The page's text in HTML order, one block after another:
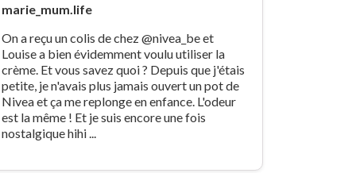
marie_mum.life
On a reçu un colis de chez @nivea_be et
Louise a bien évidemment voulu utiliser la
crème. Et vous savez quoi ? Depuis que j'étais
petite, je n'avais plus jamais ouvert un pot de
Nivea et ça me replonge en enfance. L'odeur
est la même ! Et je suis encore une fois
nostalgique hihi ...